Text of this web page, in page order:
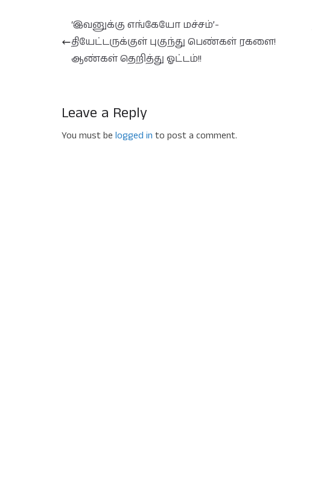
‘இவனுக்கு எங்கேயோ மச்சம்’-
தியேட்டருக்குள் புகுந்து பெண்கள் ரகளை!
ஆண்கள் தெறித்து ஓட்டம்!!
Leave a Reply
You must be logged in to post a comment.